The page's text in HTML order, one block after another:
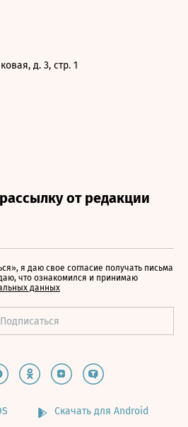
д. 3, стр. 1
я даю свое согласие получать письма
что ознакомился и принимаю
данных
Скачать для Android